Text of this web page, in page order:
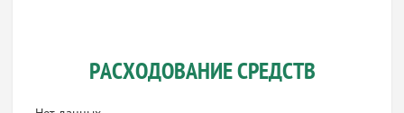
РАСХОДОВАНИЕ СРЕДСТВ